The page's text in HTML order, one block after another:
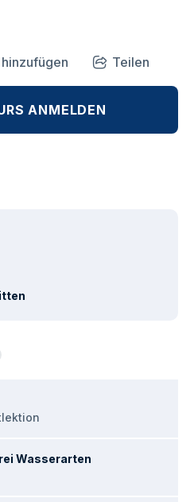
Teilen
ANMELDEN
Wasserarten